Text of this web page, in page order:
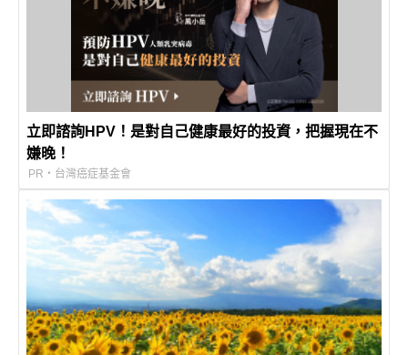
立即諮詢HPV！是對自己健康最好的投資，把握現在不
嫌晚！
PR・台灣癌症基金會